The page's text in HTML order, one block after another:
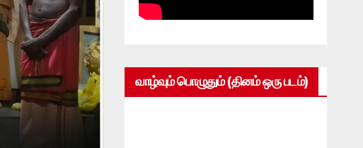
வாழ்வும் பொழுதும் (தினம் ஒரு படம்)